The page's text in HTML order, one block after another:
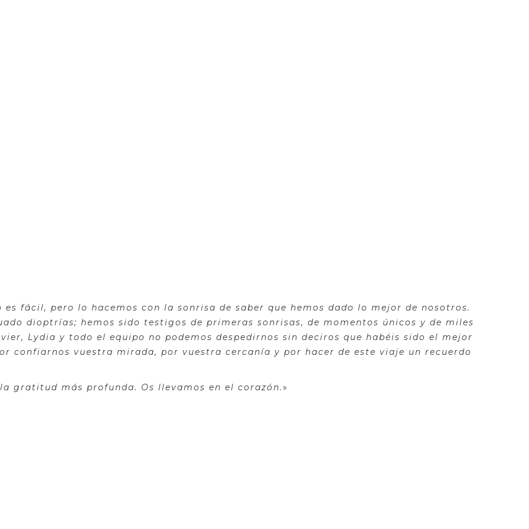
es fácil, pero lo hacemos con la sonrisa de saber que hemos dado lo mejor de nosotros.
dioptrías; hemos sido testigos de primeras sonrisas, de momentos únicos y de miles
Lydia y todo el equipo no podemos despedirnos sin deciros que habéis sido el mejor
confiarnos vuestra mirada, por vuestra cercanía y por hacer de este viaje un recuerdo
gratitud más profunda. Os llevamos en el corazón.»